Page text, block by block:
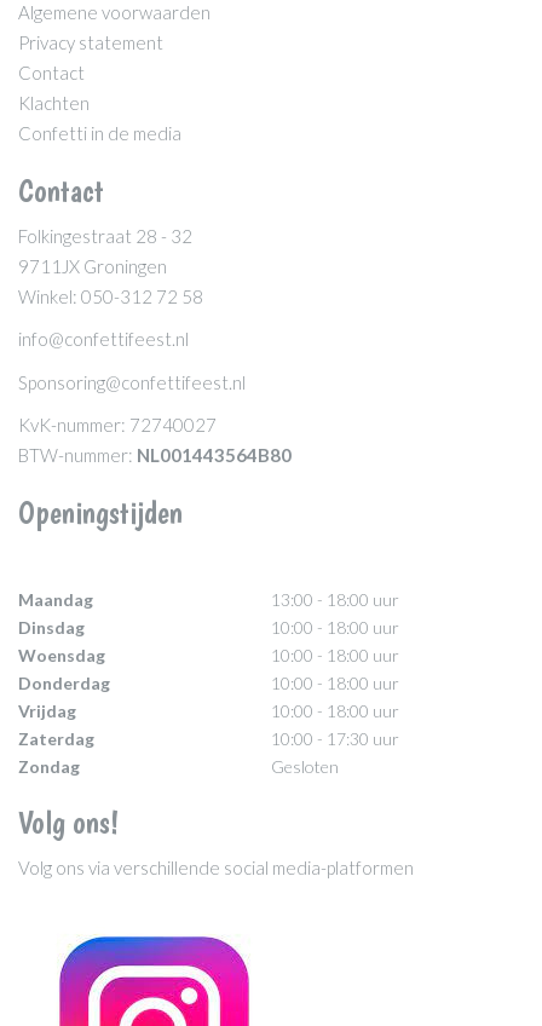
Algemene voorwaarden
Privacy statement
Contact
Klachten
Confetti in de media
Contact
Folkingestraat 28 - 32
9711JX Groningen
Winkel: 050-312 72 58
info@confettifeest.nl
Sponsoring@confettifeest.nl
KvK-nummer: 72740027
BTW-nummer: NL001443564B80
Openingstijden
Maandag
13:00 - 18:00 uur
Dinsdag
10:00 - 18:00 uur
Woensdag
10:00 - 18:00 uur
Donderdag
10:00 - 18:00 uur
Vrijdag
10:00 - 18:00 uur
Zaterdag
10:00 - 17:30 uur
Zondag
Gesloten
Volg ons!
Volg ons via verschillende social media-platformen